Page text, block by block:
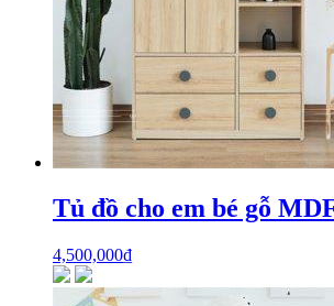
Tủ đồ cho em bé gỗ
4,500,000₫